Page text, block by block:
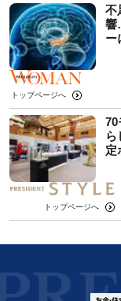
不
響
ー
トップページへ
70
ら
定
トップページへ